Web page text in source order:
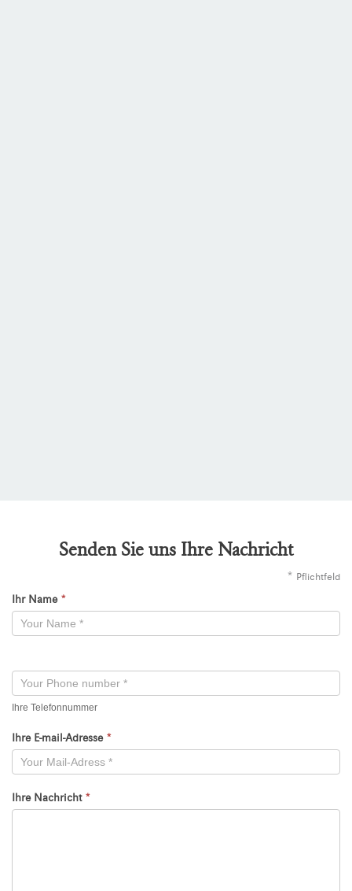
Senden Sie uns Ihre Nachricht
* Pflichtfeld
Kontaktformular
-
Ihr Name *
Ihre Telefonnummer
Ihre E-mail-Adresse *
Ihre Nachricht *